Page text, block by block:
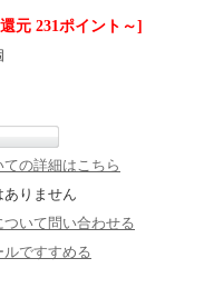
元 231ポイント～]
の詳細はこちら
ありません
ついて問い合わせる
ルですすめる